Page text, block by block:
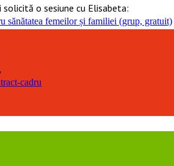
sănătatea femeilor și familiei (grup, gratuit)
cadru
o sesiune cu Elisabeta: